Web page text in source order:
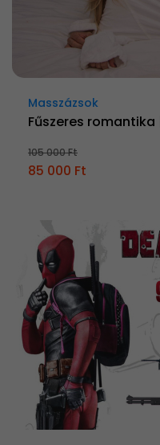
Masszázsok
Fűszeres
105 000 Ft
85 000 Ft